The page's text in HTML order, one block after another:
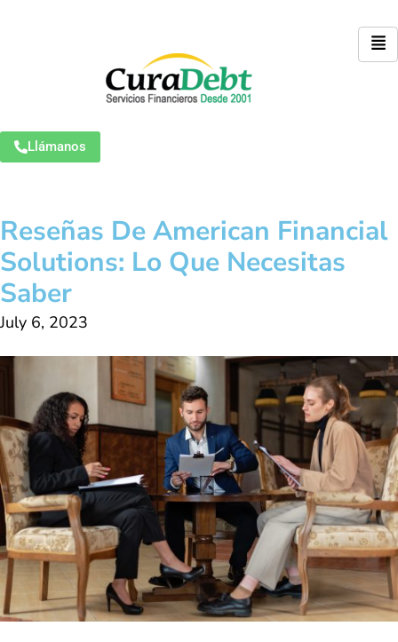
Llámanos
Reseñas De American Financial
Solutions: Lo Que Necesitas
Saber
July 6, 2023